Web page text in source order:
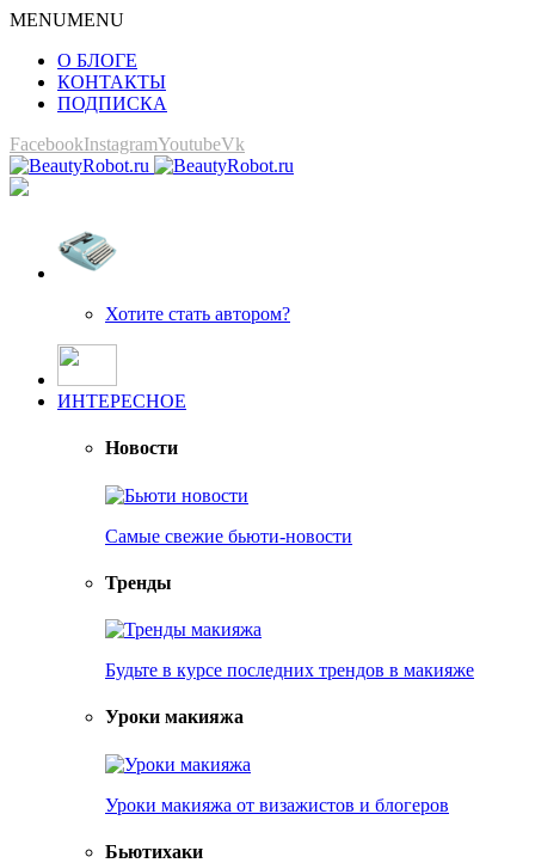
MENUMENU
О БЛОГЕ
КОНТАКТЫ
ПОДПИСКА
FacebookInstagramYoutubeVk
Хотите стать автором?
ИНТЕРЕСНОЕ
Новости
Самые свежие бьюти-новости
Тренды
Будьте в курсе последних трендов в макияже
Уроки макияжа
Уроки макияжа от визажистов и блогеров
Бьютихаки